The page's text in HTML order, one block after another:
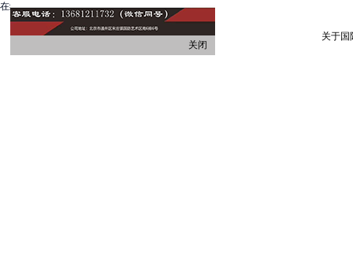
关于国
在线客服系统
关闭